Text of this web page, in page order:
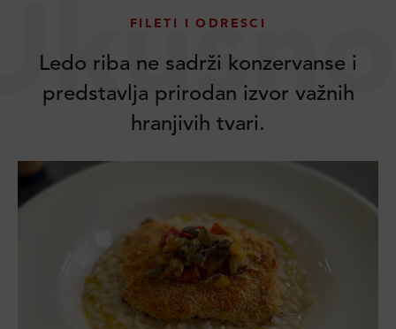
FILETI I ODRESCI
Ledo riba ne sadrži konzervanse i
predstavlja prirodan izvor važnih
hranjivih tvari.